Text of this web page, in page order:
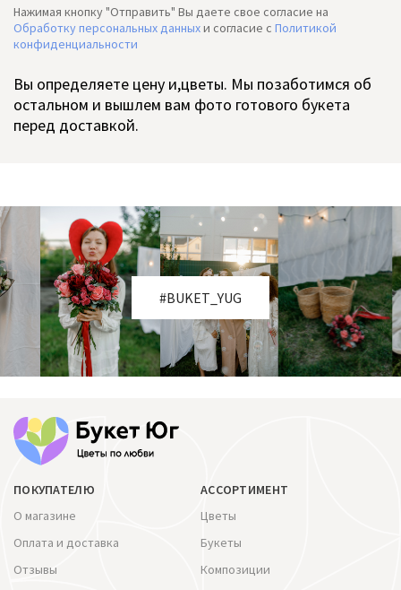
Нажимая кнопку "Отправить" Вы даете свое согласие на
Обработку персональных данныхи согласие c Политикой
конфиденциальности
Вы определяете цену и,цветы. Мы позаботимся об
остальном и вышлем вам фото готового букета
перед доставкой.
#BUKET_YUG
ПОКУПАТЕЛЮ
О магазине
Оплата и доставка
Отзывы
АССОРТИМЕНТ
Цветы
Букеты
Композиции